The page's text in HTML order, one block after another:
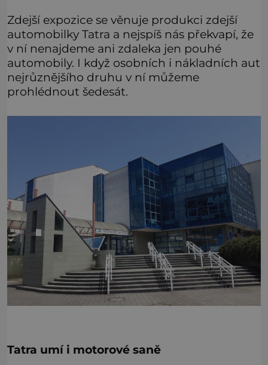
Zdejší expozice se věnuje produkci zdejší
automobilky Tatra a nejspíš nás překvapí, že
v ní nenajdeme ani zdaleka jen pouhé
automobily. I když osobních i nákladních aut
nejrůznějšího druhu v ní můžeme
prohlédnout šedesát.
Tatra umí i motorové saně